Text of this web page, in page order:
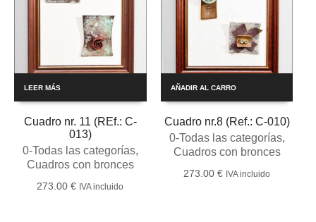
LEER MÁS
Cuadro nr. 11 (REf.: C-
013)
0-Todas las categorías,
Cuadros con bronces
273.00€ IVA incluido
AÑADIR AL CARRO
Cuadro nr.8 (Ref.: C-010)
0-Todas las categorías,
Cuadros con bronces
273.00 € IVA incluido